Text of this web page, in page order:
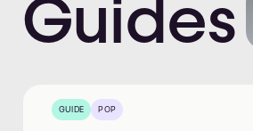
Guides
GUIDE POP